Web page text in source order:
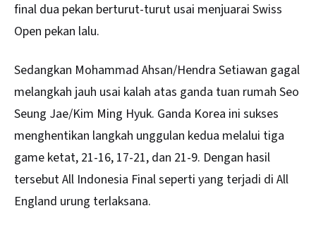
final dua pekan berturut-turut usai menjuarai Swiss
Open pekan lalu.
Sedangkan Mohammad Ahsan/Hendra Setiawan gagal
melangkah jauh usai kalah atas ganda tuan rumah Seo
Seung Jae/Kim Ming Hyuk. Ganda Korea ini sukses
menghentikan langkah unggulan kedua melalui tiga
game ketat, 21-16, 17-21, dan 21-9. Dengan hasil
tersebut All Indonesia Final seperti yang terjadi di All
England urung terlaksana.